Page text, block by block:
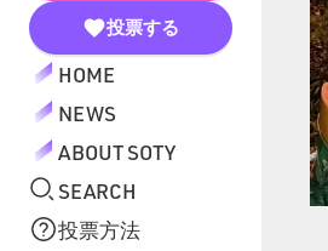
投票する
HOME
NEWS
ABOUT SOTY
SEARCH
投票方法